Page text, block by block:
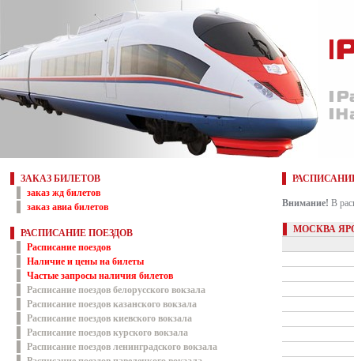
ЗАКАЗ БИЛЕТОВ
заказ жд билетов
заказ авиа билетов
РАСПИСАНИЕ ПОЕЗДОВ
Расписание поездов
Наличие и цены на билеты
Частые запросы наличия билетов
Расписание поездов белорусского вокзала
Расписание поездов казанского вокзала
Расписание поездов киевского вокзала
Расписание поездов курского вокзала
Расписание поездов ленинградского вокзала
Внимание! В
МОСКВА